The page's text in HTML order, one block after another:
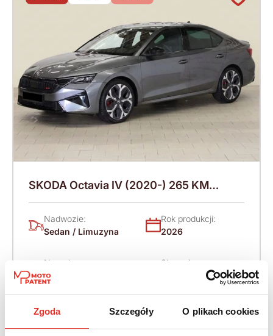
Zgoda Szczegóły O plikach cookies
SKODA Octavia IV (2020-) 265 KM
(2026)
Nadwozie:
Sedan / Limuzyna
Rok produkcji:
2026
Napęd:
Na przód
Skrzynia:
Automatyczna
Paliwo:
Moc (KM):